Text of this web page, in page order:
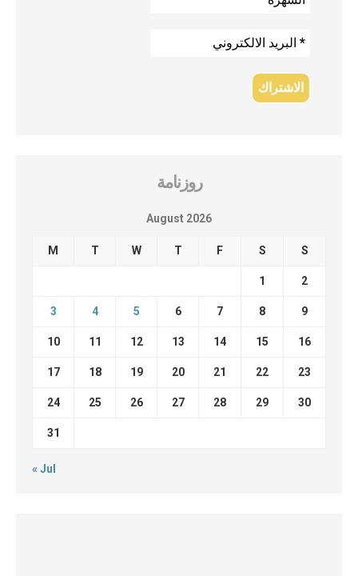
روزنامة
August 2026
M T W T F S S
1 2
3 4 5 6 7 8 9
10 11 12 13 14 15 16
17 18 19 20 21 22 23
24 25 26 27 28 29 30
31
« Jul